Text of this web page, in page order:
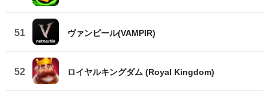
51 ヴァンピール(VAMPIR)
52 ロイヤルキングダム (Royal Kingdom)